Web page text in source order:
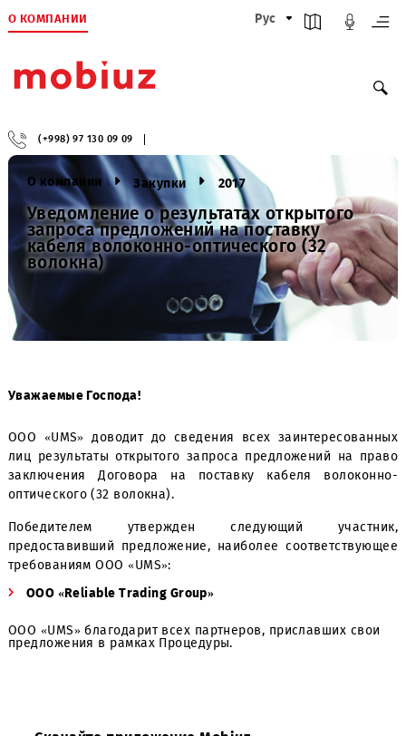
О КОМПАНИИ Рус
(+998) 97 130 09 09
О компании Закупки 2017
Уведомление о результатах открытого
запроса предложений на поставку
кабеля волоконно-оптического (32
волокна)
Уважаемые Господа!
ООО «UMS» доводит до сведения всех
заключения Договора на поставку кабеля
оптического (32 волокна).
Победителем утвержден следующий
требованиям ООО «UMS»: